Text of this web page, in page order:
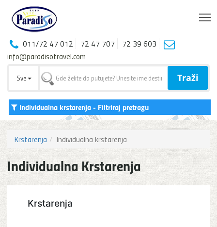
011/72 47 012 72 47 707
72 39 603
info@paradisotravel.com
Sve Traži
Individualna krstarenja- Filtriraj pretragu
Krstarenja Individualna krstarenja
Individualna Krstarenja